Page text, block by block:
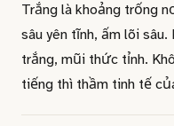
Trắng là khoảng trống
sâu yên tĩnh, ấm lõi
trắng, mũi thức tỉnh.
tiếng thì thầm tinh tế